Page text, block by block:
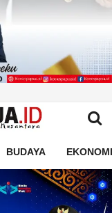
BUDAYA EKONOMI